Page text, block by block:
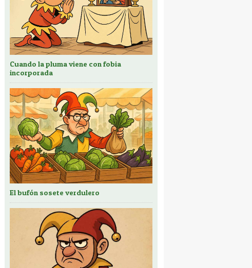
Cuando la pluma viene con fobia
incorporada
El bufón sosete verdulero